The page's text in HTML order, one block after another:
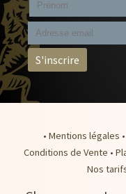
• Mentions légales •
Conditions de Vente •
Nos